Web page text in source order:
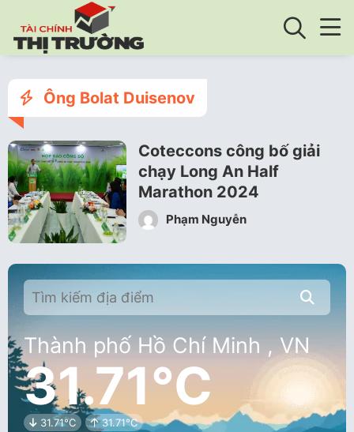
Ông Bolat Duisenov
Coteccons công bố giải
chạy Long An Half
Marathon 2024
Phạm Nguyễn
Thành phố Hồ Chí Minh , VN
31.71°C
31.71°C 31.71°C